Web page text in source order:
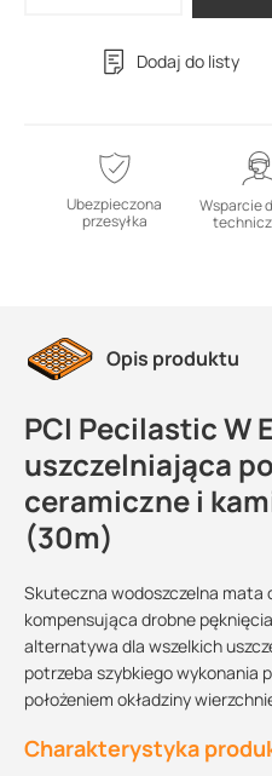
Dodaj do listy
Ubezpieczona
przesyłka
Wsparcie
Opis produktu
PCI Pecilastic W
uszczelniająca
ceramiczne i
(30m)
Skuteczna wodoszczelna
kompensująca drobne
alternatywa dla wszelkich
potrzeba szybkiego wykonania
położeniem okładziny
Charakterystyka